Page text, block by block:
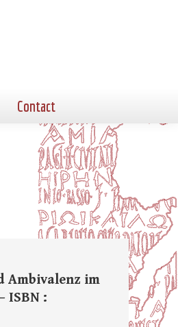
Contact
Ambivalenz im
ISBN :